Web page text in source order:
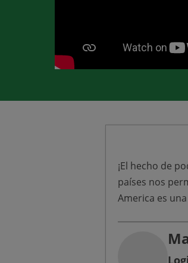
¡El hecho de
países nos
America es